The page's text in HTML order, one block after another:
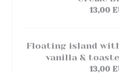
13,00
Floating island
vanilla &
13,00